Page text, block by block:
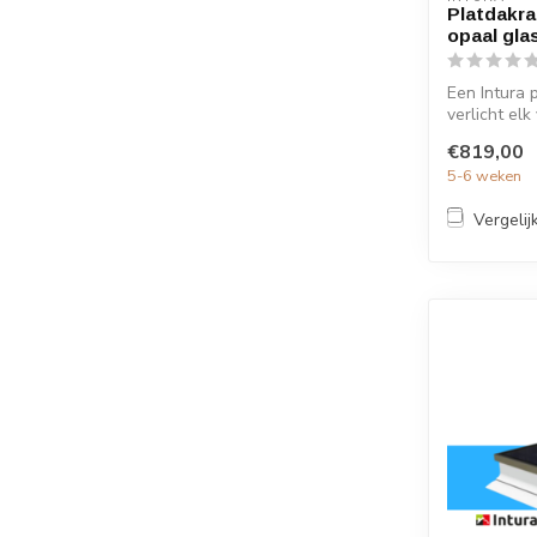
opaal
Een Intura
verlicht elk
€819,00
5-6 weken